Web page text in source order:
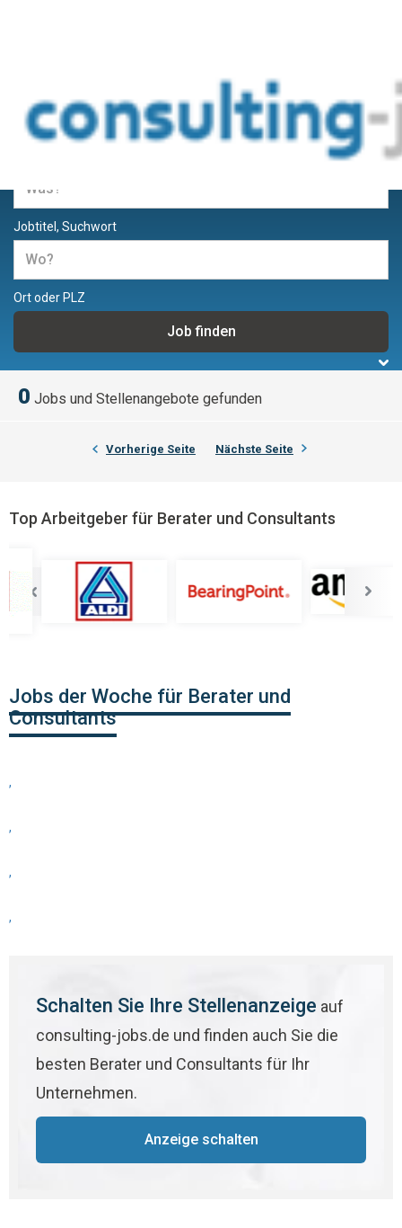
Jobs und Stellenangebote für
Berater und Consultants
Jobtitel, Suchwort
Ort oder PLZ
0 Jobs und Stellenangebote gefunden
Vorherige Seite Nächste Seite
Top Arbeitgeber für Berater und Consultants
Jobs der Woche für Berater und
Consultants
,
,
,
,
Schalten Sie Ihre Stellenanzeige auf
consulting-jobs.de und finden auch Sie die
besten Berater und Consultants für Ihr
Unternehmen.
Anzeige schalten